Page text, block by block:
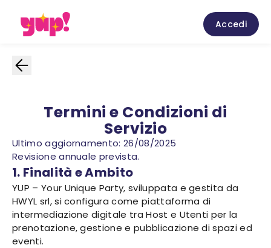
Accedi
Termini e Condizioni di
Servizio
Ultimo aggiornamento: 26/08/2025
Revisione annuale prevista.
1. Finalità e Ambito
YUP – Your Unique Party, sviluppata e gestita da
HWYL srl, si configura come piattaforma di
intermediazione digitale tra Host e Utenti per la
prenotazione, gestione e pubblicazione di spazi ed
eventi.